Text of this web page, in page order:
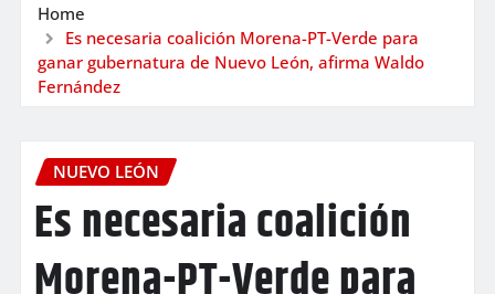
Home
Es necesaria coalición Morena-PT-Verde para
ganar gubernatura de Nuevo León, afirma Waldo
Fernández
NUEVO LEÓN
Es necesaria coalición